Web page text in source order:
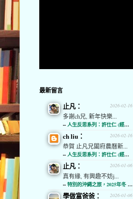
最新留言
2026-02-16
止凡：
多謝ch兄, 新年快樂...
-- 人生反思系列：許仕仁 (經濟通)
2026-02-16
ch liu：
恭賀 止凡兄闔府農曆新...
-- 人生反思系列：許仕仁 (經濟通)
2026-01-06
止凡：
真有緣, 有興趣不妨j...
-- 特別的沖繩之旅，2025年冬 (經濟通)
2026-01-06
學做富爸爸：